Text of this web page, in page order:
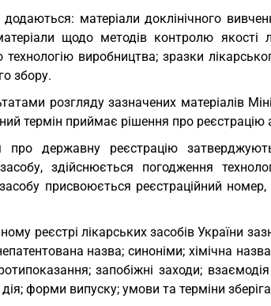
матеріали доклінічного
щодо методів контролю якості
технологію виробництва; зразки
збору.
розгляду зазначених матеріалів
термін приймає рішення про реєстрацію
про державну реєстрацію
здійснюється погодження
присвоюється реєстраційний
реєстрі лікарських засобів України
назва; синоніми; хімічна
запобіжні заходи;
форми випуску; умови та терміни